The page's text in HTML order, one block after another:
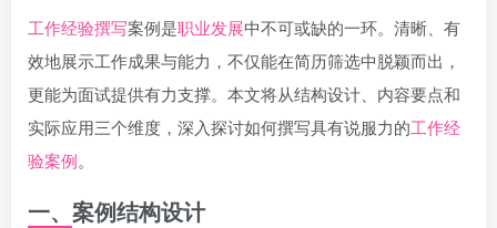
工作经验撰写案例是职业发展中不可或缺的一环。清晰、有
效地展示工作成果与能力，不仅能在简历筛选中脱颖而出，
更能为面试提供有力支撑。本文将从结构设计、内容要点和
实际应用三个维度，深入探讨如何撰写具有说服力的工作经
验案例。
一、案例结构设计